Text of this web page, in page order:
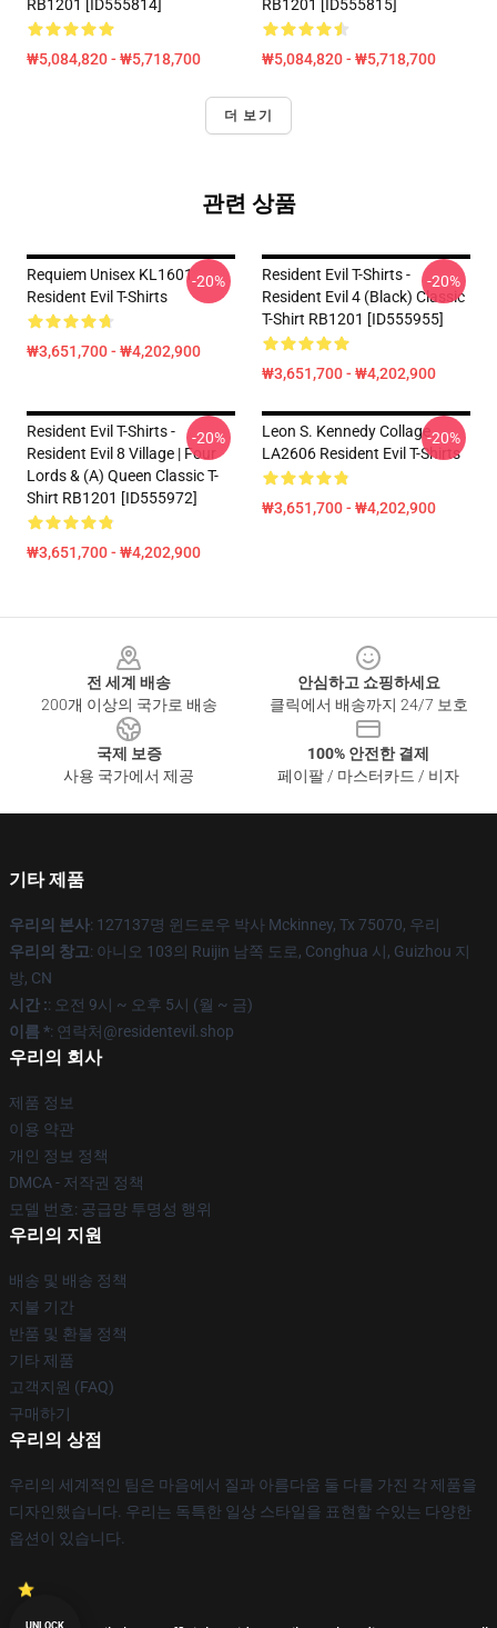
RB1201 [ID555814]
₩5,084,820 - ₩5,718,700
RB1201 [ID555815]
₩5,084,820 - ₩5,718,700
더 보기
관련 상품
Requiem Unisex KL1601
Resident Evil T-Shirts
₩3,651,700 - ₩4,202,900
-20%
Resident Evil T-Shirts -
Resident Evil 4 (Black) Classic
T-Shirt RB1201 [ID555955]
₩3,651,700 - ₩4,202,900
-20%
Resident Evil T-Shirts -
Resident Evil 8 Village | Four
Lords & (A) Queen Classic T-
Shirt RB1201 [ID555972]
₩3,651,700 - ₩4,202,900
-20%
Leon S. Kennedy Collage
LA2606 Resident Evil T-Shirts
₩3,651,700 - ₩4,202,900
-20%
전 세계 배송
200개 이상의 국가로 배송
안심하고 쇼핑하세요
클릭에서 배송까지 24/7 보호
국제 보증
사용 국가에서 제공
100% 안전한 결제
페이팔 / 마스터카드 / 비자
기타 제품
우리의 본사: 127137명 윈드로우 박사 Mckinney, Tx 75070, 우리
우리의 창고: 아니오 103의 Ruijin 남쪽 도로, Conghua 시, Guizhou 지
방, CN
시간 :: 오전 9시 ~ 오후 5시 (월 ~ 금)
이름 *: 연락처@residentevil.shop
우리의 회사
제품 정보
이용 약관
개인 정보 정책
DMCA - 저작권 정책
모델 번호: 공급망 투명성 행위
우리의 지원
배송 및 배송 정책
지불 기간
반품 및 환불 정책
기타 제품
고객지원 (FAQ)
구매하기
우리의 상점
우리의 세계적인 팀은 마음에서 질과 아름다움 둘 다를 가진 각 제품을
디자인했습니다. 우리는 독특한 일상 스타일을 표현할 수있는 다양한
옵션이 있습니다.
UNLOCK